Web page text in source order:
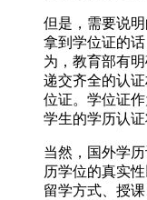
但是，需要说
拿到学位证的
为，教育部有
递交齐全的认
位证。学位证
学生的学历认证
当然，国外学
历学位的真实
留学方式、授